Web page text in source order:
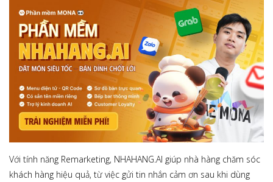
Với tính năng Remarketing, NHAHANG.AI giúp nhà hàng chăm sóc
khách hàng hiệu quả, từ việc gửi tin nhắn cảm ơn sau khi dùng